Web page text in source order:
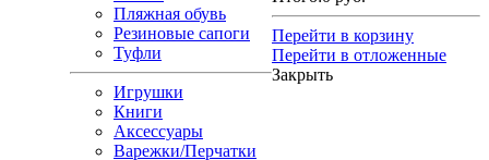
Пляжная обувь
Резиновые сапоги
Туфли
Игрушки
Книги
Аксессуары
Варежки/Перчатки
Перейти в корзину
Перейти в отложенные
Закрыть